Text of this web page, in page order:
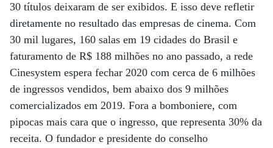
30 títulos deixaram de ser exibidos. E isso deve refletir
diretamente no resultado das empresas de cinema. Com
30 mil lugares, 160 salas em 19 cidades do Brasil e
faturamento de R$ 188 milhões no ano passado, a rede
Cinesystem espera fechar 2020 com cerca de 6 milhões
de ingressos vendidos, bem abaixo dos 9 milhões
comercializados em 2019. Fora a bomboniere, com
pipocas mais cara que o ingresso, que representa 30% da
receita. O fundador e presidente do conselho